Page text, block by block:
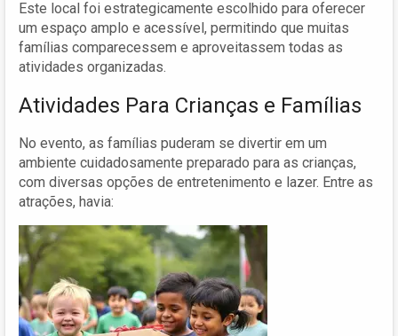
Este local foi estrategicamente escolhido para oferecer
um espaço amplo e acessível, permitindo que muitas
famílias comparecessem e aproveitassem todas as
atividades organizadas.
Atividades Para Crianças e Famílias
No evento, as famílias puderam se divertir em um
ambiente cuidadosamente preparado para as crianças,
com diversas opções de entretenimento e lazer. Entre as
atrações, havia: